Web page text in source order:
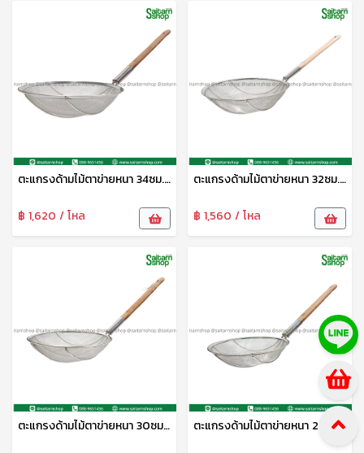
ตะแกรงด้ามไม้ตาข่ายหนา 34ซม. CYS
฿ 1,620 / โหล
ตะแกรงด้ามไม้ตาข่ายหนา 32ซม. CYS
฿ 1,560 / โหล
ตะแกรงด้ามไม้ตาข่ายหนา 30ซม. CYS ตะแกรงด้ามไม้ตาข่ายหนา 28ซม. CYS